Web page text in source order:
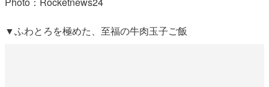
▼ふわとろを極めた、至福の牛肉玉子ご飯